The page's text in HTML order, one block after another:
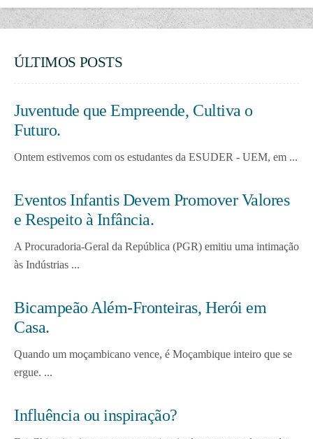
ÚLTIMOS POSTS
Juventude que Empreende, Cultiva o
Futuro.
Ontem estivemos com os estudantes da ESUDER - UEM, em ...
Eventos Infantis Devem Promover Valores
e Respeito à Infância.
A Procuradoria-Geral da República (PGR) emitiu uma intimação
às Indústrias ...
Bicampeão Além-Fronteiras, Herói em
Casa.
Quando um moçambicano vence, é Moçambique inteiro que se
ergue. ...
Influência ou inspiração?